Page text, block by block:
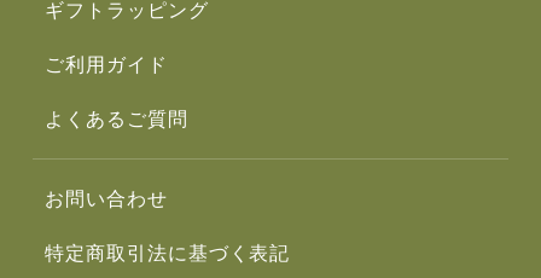
ギフトラッピング
ご利用ガイド
よくあるご質問
お問い合わせ
特定商取引法に基づく表記